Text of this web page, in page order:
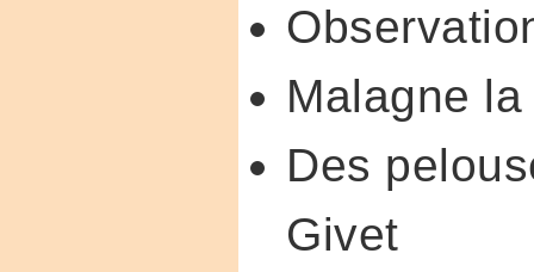
Malagne
Des
Givet